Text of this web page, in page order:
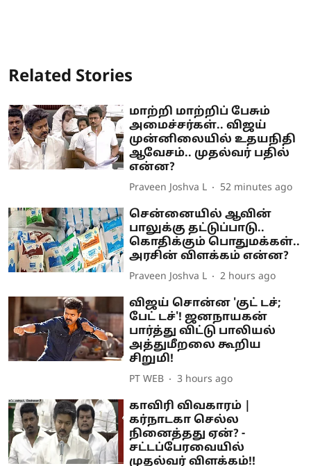
Related Stories
மாற்றி மாற்றிப் பேசும்
அமைச்சர்கள்.. விஜய்
முன்னிலையில் உதயநிதி
ஆவேசம்.. முதல்வர் பதில்
என்ன?
Praveen Joshva L 52 minutes ago
சென்னையில் ஆவின்
பாலுக்கு தட்டுப்பாடு..
கொதிக்கும் பொதுமக்கள்..
அரசின் விளக்கம் என்ன?
Praveen Joshva L 2 hours ago
விஜய் சொன்ன 'குட் டச்;
பேட் டச்'! ஜனநாயகன்
பார்த்து விட்டு பாலியல்
அத்துமீறலை கூறிய
சிறுமி!
PT WEB 3 hours ago
காவிரி விவகாரம் |
கர்நாடகா செல்ல
நினைத்தது ஏன்? -
சட்டப்பேரவையில்
முதல்வர் விளக்கம்!!